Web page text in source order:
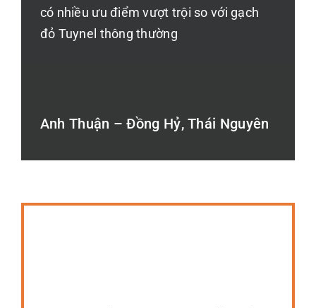
có nhiều ưu điểm vượt trội so với gạch
đỏ Tuynel thông thường
Anh Thuận – Đồng Hỷ, Thái Nguyên